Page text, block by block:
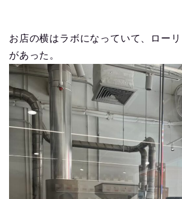
お店の横はラボになっていて、ロー
があった。